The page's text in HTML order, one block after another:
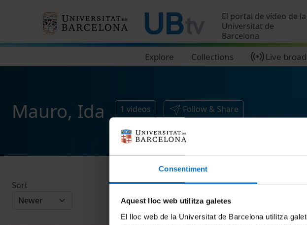
Consentiment
Aquest lloc web utilitza galetes
El lloc web de la Universitat de Barcelona utilitza
El portal de vídeo de la
Universitat de
Barcelona
Explore Collections Live
Mauro, Ida 1 videos Follow & Share
Sort